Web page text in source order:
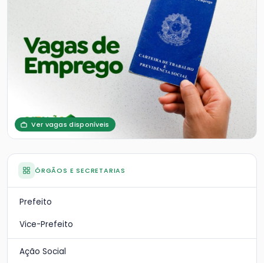
Ver vagas disponíveis
ÓRGÃOS E SECRETARIAS
Prefeito
Vice-Prefeito
Ação Social